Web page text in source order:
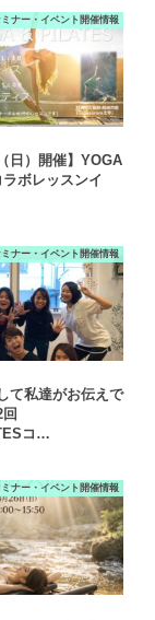
ナー・イベント開催情報
日）開催】YOGA
ボレッスンイ
ナー・イベント開催情報
て私達がお伝えで
コ…
ナー・イベント開催情報